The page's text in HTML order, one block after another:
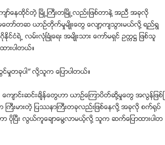
ာ္ေနထုိင္တဲ့ ၿမိဳ႕ႀကီးတၿမိဳ႕လည္းျဖစ္တာနဲ႔ အညီ အခုလို
ာ္တဆ ယာဥ္တုိက္မႈမ်ိဳးေတြ ေလ်ာ့က်သြားမယ္လုိ႔ ရည္ရြ
င္ငံရဲ႕ လမ္းလံုၿခံဳေရး အမ်ိဳးသား ေကာ္မရွင္ ဥကၠ႒ ျဖစ္သူ
ားပါတယ္။
ႈတခုပါ” လုိ႔သူက ေျပာပါတယ္။
ာင္းဆင္းခ်ိန္ေတြဟာ ယာဥ္ေၾကာပိတ္ဆုိ႔မႈေတြ အလြန္ျဖစ္ၿ
ႀကီးမားတဲ့ ျပႆနာႀကီးတခုလည္းျဖစ္ေနလုိ႔ အခုလို စက္႐ုပ္
ပိုၿပီး လြယ္ကူေခ်ာေမြ႔လာမယ့္လို႔ သူက ဆက္ေျပာထားပါတ